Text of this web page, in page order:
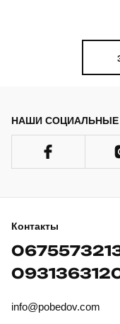
НАШИ СОЦИАЛЬНЫЕ
Контакты
info@pobedov.com